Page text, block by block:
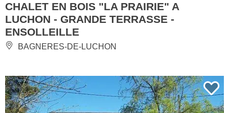
CHALET EN BOIS "LA PRAIRIE" A
LUCHON - GRANDE TERRASSE -
ENSOLLEILLE
BAGNERES-DE-LUCHON